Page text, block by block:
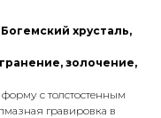
хрусталь,
золочение,
с толстостенным
гравировка в